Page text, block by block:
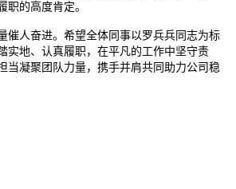
职的高度肯定。
催人奋进。希望全体同事以罗兵兵同志为标
实地、认真履职，在平凡的工作中坚守责
当凝聚团队力量，携手并肩共同助力公司稳